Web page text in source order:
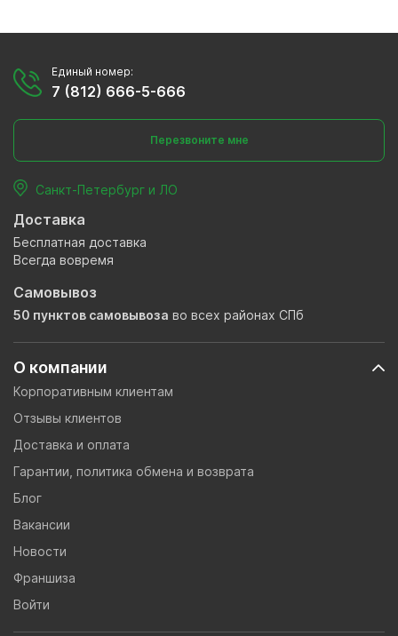
О компании
Корпоративным клиентам
Отзывы клиентов
Доставка и оплата
Гарантии, политика обмена и возврата
Блог
Вакансии
Новости
Франшиза
Войти
Единый номер:
7 (812) 666-5-666
Перезвоните мне
Санкт-Петербург и ЛО
Доставка
Бесплатная доставка
Всегда вовремя
Самовывоз
50 пунктов самовывоза во всех районах СПб